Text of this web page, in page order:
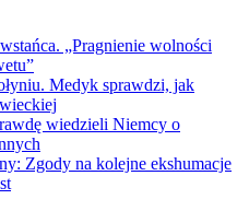
„Pragnienie wolności
Medyk sprawdzi, jak
wiedzieli Niemcy o
Zgody na kolejne ekshumacje